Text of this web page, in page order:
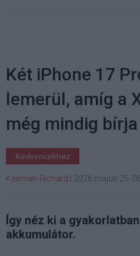
Két iPhone 17
lemerül, amíg a
még mindig
Kedvencekhez
Kelemen Richárd | 2026 május 25.
Így néz ki a
akkumulátor.